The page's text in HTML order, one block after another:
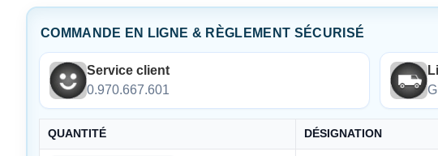
COMMANDE EN LIGNE & RÈGLEMENT SÉCURISÉ
Service client
0.970.667.601
QUANTITÉ DÉSIGNATION